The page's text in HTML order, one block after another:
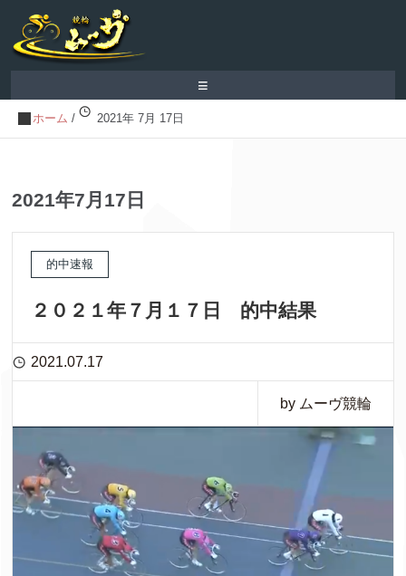
≡
ホーム / 2021年 7月 17日
2021年7月17日
的中速報
２０２１年７月１７日 的中結果
2021.07.17
by ムーヴ競輪